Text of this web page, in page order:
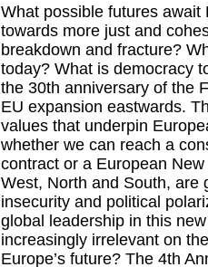
What possible futures
towards more just and
breakdown and fracture?
today? What is democracy
the 30th anniversary of the
EU expansion eastwards.
values that underpin
whether we can reach a
contract or a European
West, North and South, are
insecurity and political
global leadership in this
increasingly irrelevant on
Europe’s future? The 4th